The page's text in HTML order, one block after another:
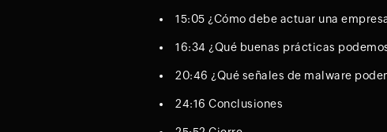
15:05 ¿Cómo debe actuar una
16:34 ¿Qué buenas prácticas
20:46 ¿Qué señales de malware
24:16 Conclusiones